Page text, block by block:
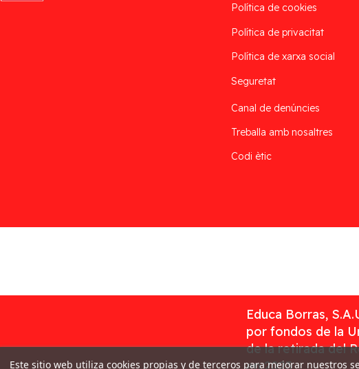
Política de cookies
Política de privacitat
Política de xarxa social
Seguretat
Canal de denúncies
Treballa amb nosaltres
Codi ètic
Educa Borras,
por fondos de la
de la retirada del
Este sitio web utiliza cookies propias y de terceros para mejorar nuestros